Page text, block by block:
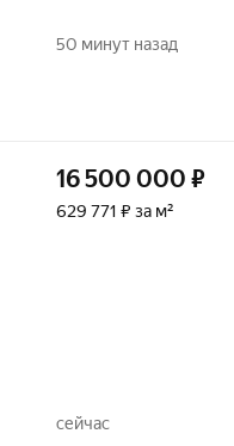
50 минут назад
16 500 000 ₽
629 771 ₽ за м²
сейчас